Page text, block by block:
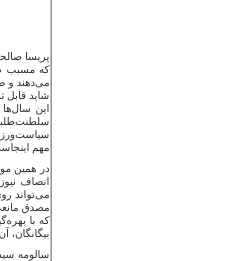
پریسا
که مسبب
می‌دهند و
شاید
این
مهم
در همین
انصاف
می‌تواند
مصدق
که با
سالومه